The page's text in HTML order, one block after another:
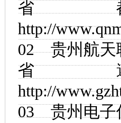
省
http://
02贵州航天
省
http://
03 贵州电子